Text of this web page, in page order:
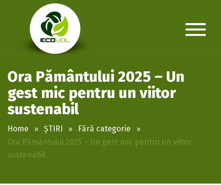
Ora Pământului 2025 – Un
gest mic pentru un viitor
sustenabil
Home ȘTIRI
Fără categorie
Ora Pământului 2025 – Un gest mic pentru un viitor
sustenabil